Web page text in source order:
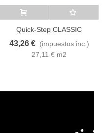
Añadir al carrito A lista de deseos
Quick-Step CLASSIC
CLM5787 ROBLE CLARO
CLASICO
43,26 € (impuestos inc.)
27,11 € m2